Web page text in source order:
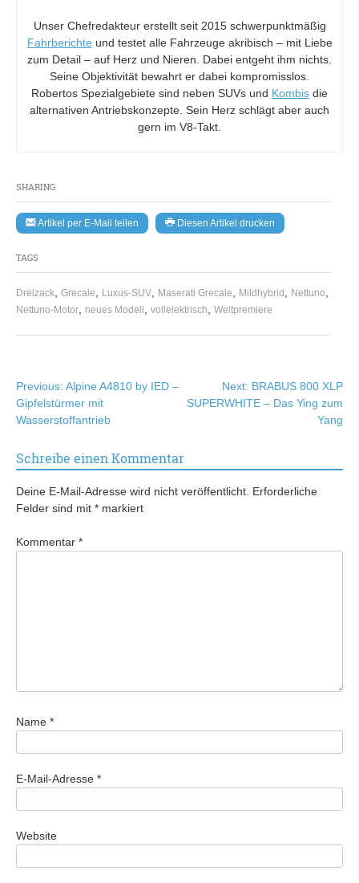
SHARING
Artikel per E-Mail teilen Diesen Artikel drucken
TAGS
Dreizack, Grecale, Luxus-SUV, Maserati Grecale, Mildhybrid , Nettuno,
Nettuno-Motor, neues Modell , vollelektrisch, Weltpremiere
Unser Chefredakteur erstellt seit 2015 schwerpunktmäßig
Fahrberichte und testet alle Fahrzeuge akribisch – mit Liebe
zum Detail – auf Herz und Nieren. Dabei entgeht ihm nichts.
Seine Objektivität bewahrt er dabei kompromisslos.
Robertos Spezialgebiete sind neben SUVs und Kombis die
alternativen Antriebskonzepte. Sein Herz schlägt aber auch
gern im V8-Takt.
Beitragsnavigation
Previous: Alpine A4810 by IED –
Gipfelstürmer mit
Wasserstoffantrieb
Next: BRABUS 800 XLP
SUPERWHITE – Das Ying zum
Yang
Schreibe einen Kommentar
Deine E-Mail-Adresse wird nicht veröffentlicht. Erforderliche
Felder sind mit * markiert
Kommentar *
Name *
E-Mail-Adresse *
Website